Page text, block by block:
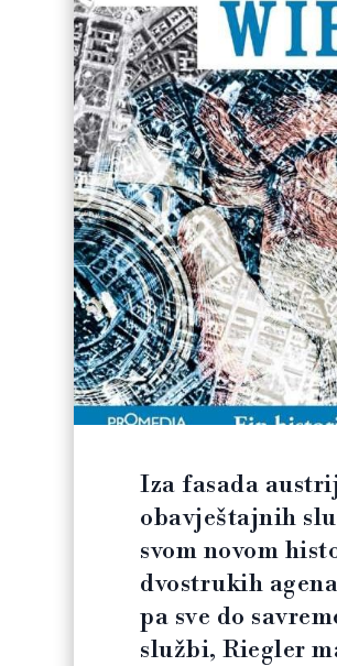
Iza fasada
obavještajnih
svom novom
dvostrukih
pa sve do
službi, Riegler